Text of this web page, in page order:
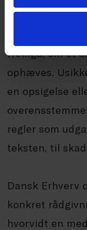
Dansk
Dommen
fremgå, om et
ophæves.
en opsigelse
regler som
teksten, til
Dansk Erhverv
konkret
hvorvidt en